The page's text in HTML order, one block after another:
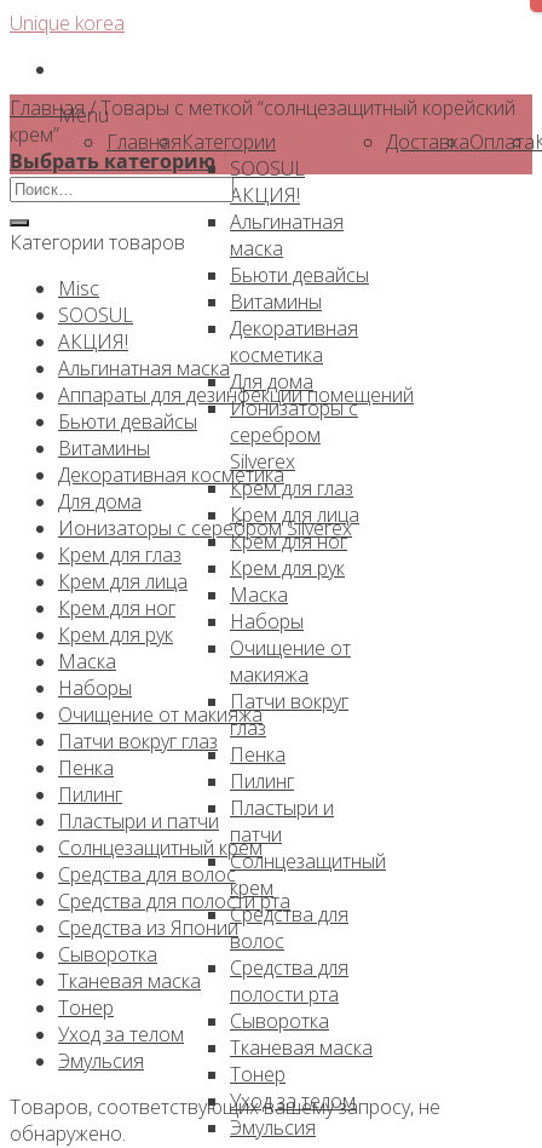
Skip
content
Unique korea
Menu
ГлавнаяКатегории
SOOSUL
АКЦИЯ!
Альгинатная
маска
Бьюти девайсы
Витамины
Декоративная
косметика
Для дома
Ионизаторы с
серебром
Silverex
Крем для глаз
Крем для лица
Крем для ног
Крем для рук
Маска
Наборы
Очищение от
макияжа
Патчи вокруг
глаз
Пенка
Пилинг
Пластыри и
патчи
Солнцезащитный
крем
Средства для
волос
Средства для
полости рта
Сыворотка
Тканевая маска
Тонер
Уход за телом
Эмульсия
ДоставкаОплата
Главная/Товары с меткой “солнцезащитный корейский
крем”
Выбрать категорию
Искать:
Категории товаров
Misc
SOOSUL
АКЦИЯ!
Альгинатная маска
Аппараты для дезинфекции помещений
Бьюти девайсы
Витамины
Декоративная косметика
Для дома
Ионизаторы с серебром Silverex
Крем для глаз
Крем для лица
Крем для ног
Крем для рук
Маска
Наборы
Очищение от макияжа
Патчи вокруг глаз
Пенка
Пилинг
Пластыри и патчи
Солнцезащитный крем
Средства для волос
Средства для полости рта
Средства из Японии
Сыворотка
Тканевая маска
Тонер
Уход за телом
Эмульсия
Товаров, соответствующих вашему запросу, не
обнаружено.